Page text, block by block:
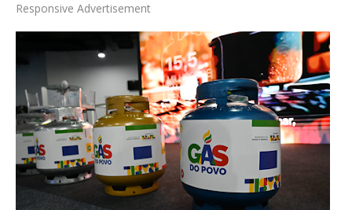
Responsive Advertisement